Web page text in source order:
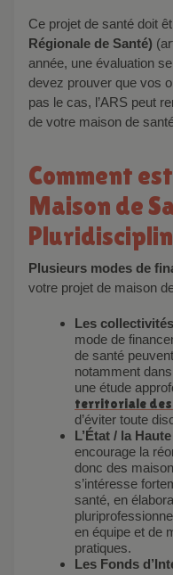
Ce projet de santé doit
Régionale de Santé)
année, une évaluation
devez prouver que vos
pas le cas, l’ARS peut
de votre maison de
Comment est financée une
Maison de
Plusieurs modes de
votre projet de maison
Les
mode de
de santé
notamment
une étude
territoriale des
d’éviter toute
L’État / la
encourage la
donc des
s’intéresse
santé, en
en équipe et de
pratiques.
Les Fonds